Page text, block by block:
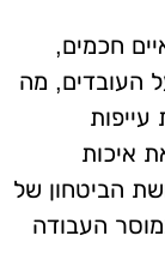
חכמים,
העובדים, מה
איכות
הביטחון של
העבודה